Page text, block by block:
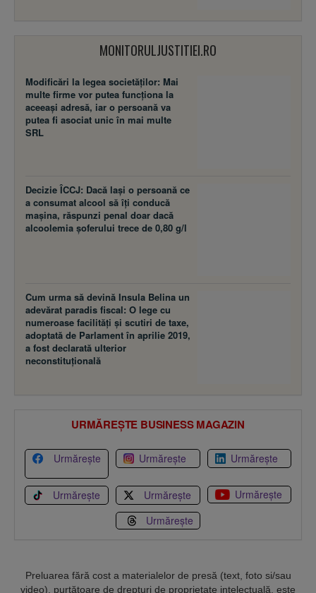
MONITORULJUSTITIEI.RO
Modificări la legea societăţilor: Mai
multe firme vor putea funcţiona la
aceeaşi adresă, iar o persoană va
putea fi asociat unic în mai multe
SRL
Decizie ÎCCJ: Dacă laşi o persoană ce
a consumat alcool să îţi conducă
maşina, răspunzi penal doar dacă
alcoolemia şoferului trece de 0,80 g/l
Cum urma să devină Insula Belina un
adevărat paradis fiscal: O lege cu
numeroase facilităţi şi scutiri de taxe,
adoptată de Parlament în aprilie 2019,
a fost declarată ulterior
neconstituţională
URMĂREȘTE BUSINESS MAGAZIN
Urmărește Urmărește Urmărește
Urmărește Urmărește
Urmărește
Urmărește
Preluarea fără cost a materialelor de presă (text, foto si/sau
video), purtătoare de drepturi de proprietate intelectuală, este